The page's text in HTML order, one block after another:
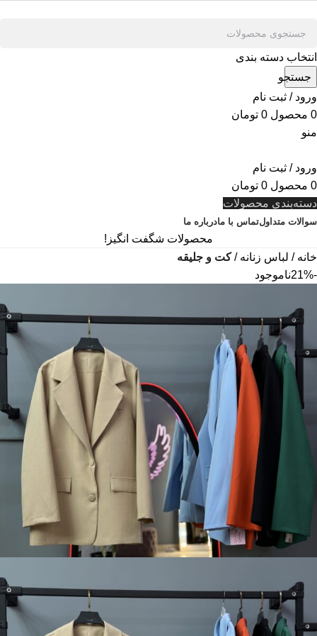
انتخاب دسته بندی
جستجو
ورود / ثبت نام
0 محصول 0 تومان
منو
ورود / ثبت نام
0 محصول 0 تومان
دسته‌بندی محصولات
سوالات متداولتماس با مادرباره ما
محصولات شگفت انگیز!
خانه لباس زنانه کت و جلیقه
-21%
ناموجود